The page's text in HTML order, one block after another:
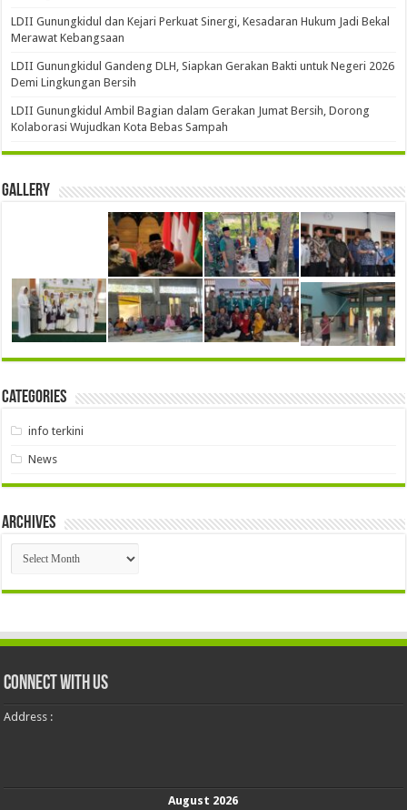
LDII Gunungkidul dan Kejari Perkuat Sinergi, Kesadaran Hukum Jadi Bekal
Merawat Kebangsaan
LDII Gunungkidul Gandeng DLH, Siapkan Gerakan Bakti untuk Negeri 2026
Demi Lingkungan Bersih
LDII Gunungkidul Ambil Bagian dalam Gerakan Jumat Bersih, Dorong
Kolaborasi Wujudkan Kota Bebas Sampah
Gallery
Categories
info terkini
News
Archives
Archives
Connect With Us
Address :
August 2026